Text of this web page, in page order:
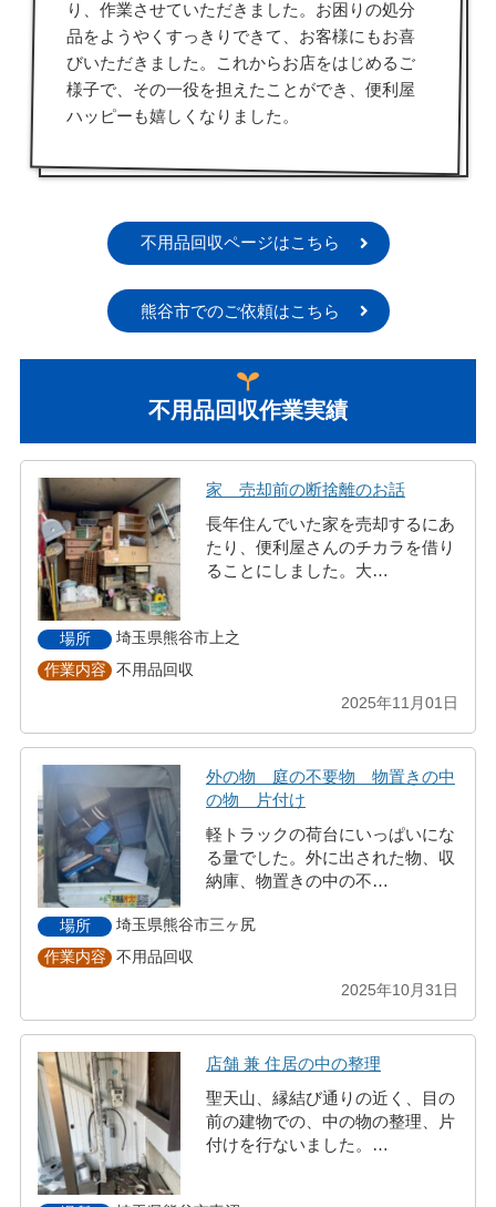
り、作業させていただきました。お困りの処分
品をようやくすっきりできて、お客様にもお喜
びいただきました。これからお店をはじめるご
様子で、その一役を担えたことができ、便利屋
ハッピーも嬉しくなりました。
不用品回収ページはこちら
熊谷市でのご依頼はこちら
不用品回収作業実績
家 売却前の断捨離のお話
長年住んでいた家を売却するにあ
たり、便利屋さんのチカラを借り
ることにしました。大…
場所
埼玉県熊谷市上之
作業内容
不用品回収
2025年11月01日
外の物 庭の不要物 物置きの中
の物 片付け
軽トラックの荷台にいっぱいにな
る量でした。外に出された物、収
納庫、物置きの中の不…
場所
埼玉県熊谷市三ヶ尻
作業内容
不用品回収
2025年10月31日
店舗 兼 住居の中の整理
聖天山、縁結び通りの近く、目の
前の建物での、中の物の整理、片
付けを行ないました。…